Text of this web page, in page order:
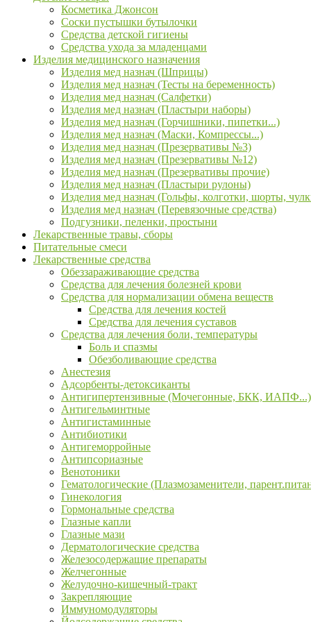
Косметика Джонсон
Соски пустышки бутылочки
Средства детской гигиены
Средства ухода за младенцами
Изделия медицинского назначения
Изделия мед назнач (Шприцы)
Изделия мед назнач (Тесты на беременность)
Изделия мед назнач (Салфетки)
Изделия мед назнач (Пластыри наборы)
Изделия мед назнач (Горчишники, пипетки...)
Изделия мед назнач (Маски, Компрессы...)
Изделия мед назнач (Презервативы №3)
Изделия мед назнач (Презервативы №12)
Изделия мед назнач (Презервативы прочие)
Изделия мед назнач (Пластыри рулоны)
Изделия мед назнач (Гольфы, колготки, шорты,
Изделия мед назнач (Перевязочные средства)
Подгузники, пеленки, простыни
Лекарственные травы, сборы
Питательные смеси
Лекарственные средства
Обеззараживающие средства
Средства для лечения болезней крови
Средства для нормализации обмена веществ
Средства для лечения костей
Средства для лечения суставов
Средства для лечения боли, температуры
Боль и спазмы
Обезболивающие средства
Анестезия
Адсорбенты-детоксиканты
Антигипертензивные (Мочегонные, БКК, ИАПФ...)
Антигельминтные
Антигистаминные
Антибиотики
Антигеморройные
Антипсориазные
Венотоники
Гематологические (Плазмозаменители,
Гинекология
Гормональные средства
Глазные капли
Глазные мази
Дерматологические средства
Железосодержащие препараты
Желчегонные
Желудочно-кишечный-тракт
Закрепляющие
Иммуномодуляторы